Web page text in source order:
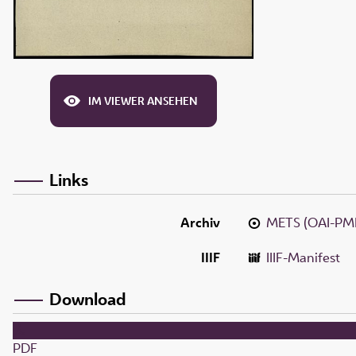
IM VIEWER ANSEHEN
Links
Archiv
METS (OAI-
IIIF
IIIF-Manifest
Download
PDF